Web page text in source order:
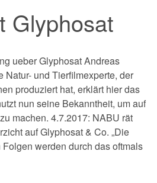
Glyphosat
ueber Glyphosat Andreas
Natur- und Tierfilmexperte, der
produziert hat, erklärt hier das
nun seine Bekanntheit, um auf
machen. 4.7.2017: NABU rät
auf Glyphosat & Co. „Die
werden durch das oftmals